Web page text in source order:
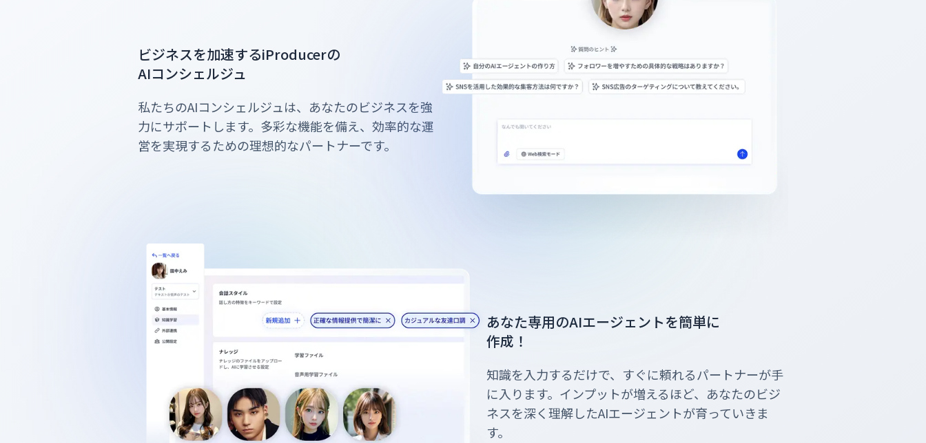
ビジネスを加速するiProducerの
AIコンシェルジュ
私たちのAIコンシェルジュは、あなたのビジネスを強
力にサポートします。多彩な機能を備え、効率的な運
営を実現するための理想的なパートナーです。
あなた専用のAIエージェントを簡単に
作成！
知識を入力するだけで、すぐに頼れるパートナーが手
に入ります。インプットが増えるほど、あなたのビジ
ネスを深く理解したAIエージェントが育っていきま
す。